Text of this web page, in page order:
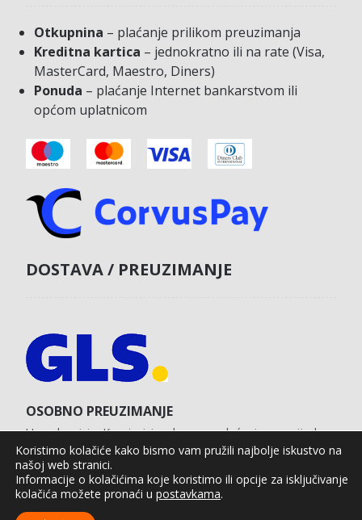
Otkupnina – plaćanje prilikom preuzimanja
Kreditna kartica – jednokratno ili na rate (Visa,
MasterCard, Maestro, Diners)
Ponuda – plaćanje Internet bankarstvom ili
općom uplatnicom
DOSTAVA / PREUZIMANJE
OSOBNO PREUZIMANJE
U poslovnici u Koprivnici s obvezom plaćanja unaprijed
karticom na web shopu.
Agro Moto Shop © 2025. Izrada web shopa:
Koristimo kolačiće kako bismo vam pružili najbolje iskustvo na
našoj web stranici.
Informacije o kolačićima koje koristimo ili opcije za isključivanje
kolačića možete pronaći u postavkama.